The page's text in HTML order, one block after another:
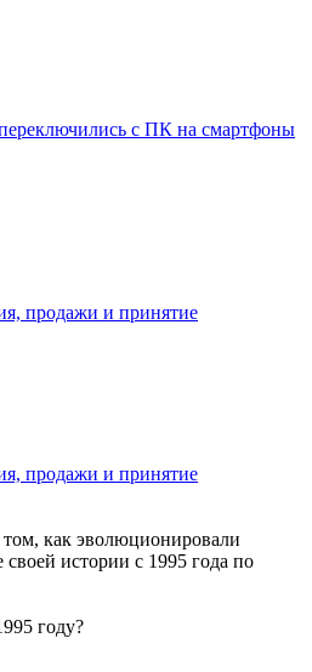
с ПК на смартфоны
продажи и принятие
продажи и принятие
как эволюционировали
истории с 1995 года по
году?